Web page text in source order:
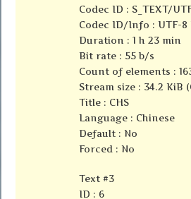
Codec ID : S_TEXT/
Codec ID/Info : UTF-8
Duration : 1 h 23 min
Bit rate : 55 b/s
Count of elements :
Stream size : 34.2 KiB
Title : CHS
Language : Chinese
Default : No
Forced : No
Text #3
ID : 6